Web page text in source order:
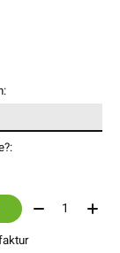
Menge: